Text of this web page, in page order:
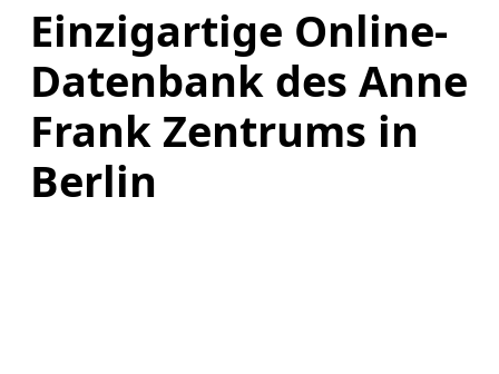
Einzigartige Online-
Datenbank des Anne
Frank Zentrums in
Berlin